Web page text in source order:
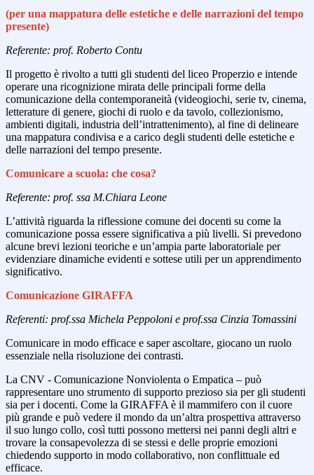
(per una mappatura delle estetiche e delle narrazioni del tempo
presente)
Referente: prof. Roberto Contu
Il progetto è rivolto a tutti gli studenti del liceo Properzio e intende
operare una ricognizione mirata delle principali forme della
comunicazione della contemporaneità (videogiochi, serie tv, cinema,
letterature di genere, giochi di ruolo e da tavolo, collezionismo,
ambienti digitali, industria dell’intrattenimento), al fine di delineare
una mappatura condivisa e a carico degli studenti delle estetiche e
delle narrazioni del tempo presente.
Comunicare a scuola: che cosa?
Referente: prof. ssa M.Chiara Leone
L’attività riguarda la riflessione comune dei docenti su come la
comunicazione possa essere significativa a più livelli. Si prevedono
alcune brevi lezioni teoriche e un’ampia parte laboratoriale per
evidenziare dinamiche evidenti e sottese utili per un apprendimento
significativo.
Comunicazione GIRAFFA
Referenti: prof.ssa Michela Peppoloni e prof.ssa Cinzia Tomassini
Comunicare in modo efficace e saper ascoltare, giocano un ruolo
essenziale nella risoluzione dei contrasti.
La CNV - Comunicazione Nonviolenta o Empatica – può
rappresentare uno strumento di supporto prezioso sia per gli studenti
sia per i docenti. Come la GIRAFFA è il mammifero con il cuore
più grande e può vedere il mondo da un’altra prospettiva attraverso
il suo lungo collo, così tutti possono mettersi nei panni degli altri e
trovare la consapevolezza di se stessi e delle proprie emozioni
chiedendo supporto in modo collaborativo, non conflittuale ed
efficace.